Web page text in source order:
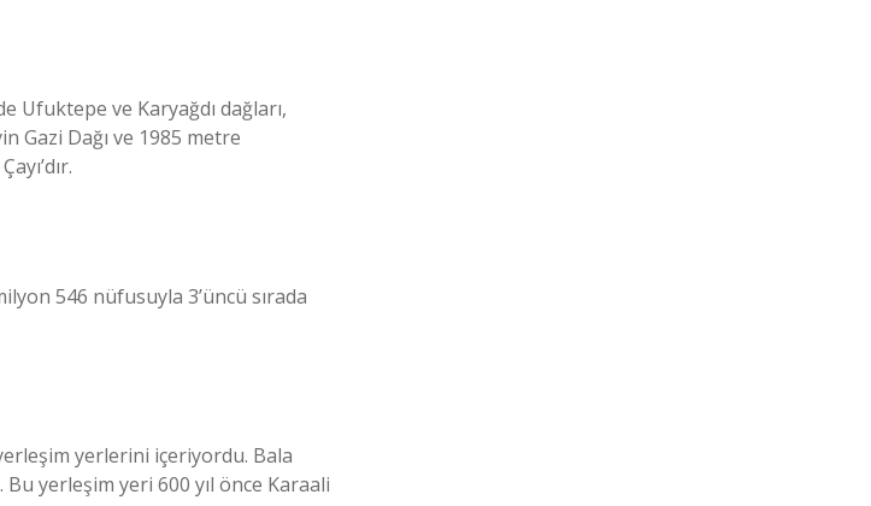
Ufuktepe ve Karyağdı dağları,
Gazi Dağı ve 1985 metre
546 nüfusuyla 3’üncü sırada
yerlerini içeriyordu. Bala
yerleşim yeri 600 yıl önce Karaali